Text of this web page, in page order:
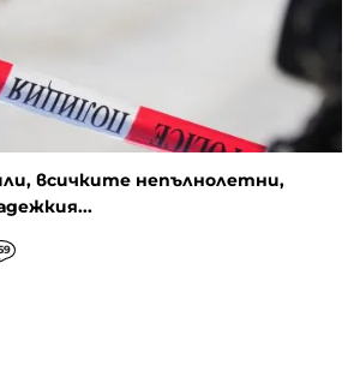
всичките непълнолетни,